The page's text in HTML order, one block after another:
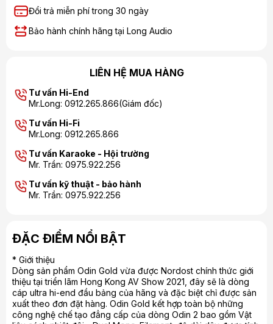
Đổi trả miễn phí trong 30 ngày
Bảo hành chính hãng tại Long Audio
LIÊN HỆ MUA HÀNG
Tư vấn Hi-End
Mr.Long: 0912.265.866(Giám đốc)
Tư vấn Hi-Fi
Mr.Long: 0912.265.866
Tư vấn Karaoke - Hội trường
Mr. Trần: 0975.922.256
Tư vấn kỹ thuật - bảo hành
Mr. Trần: 0975.922.256
ĐẶC ĐIỂM NỔI BẬT
* Giới thiệu
Dòng sản phẩm Odin Gold vừa được Nordost chính thức giới
thiệu tại triển lãm Hong Kong AV Show 2021, đây sẽ là dòng
cáp ultra hi-end đầu bảng của hãng và đặc biệt chỉ được sản
xuất theo đơn đặt hàng. Odin Gold kết hợp toàn bộ những
công nghệ chế tạo đẳng cấp của dòng Odin 2 bao gồm Vật